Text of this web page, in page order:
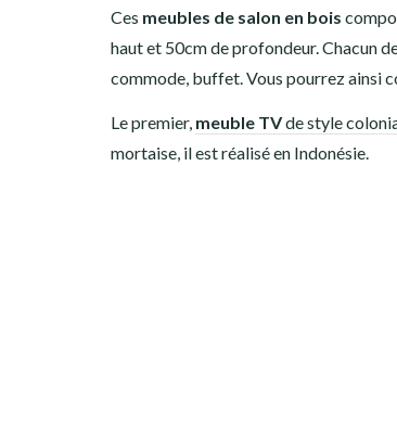
Ces meubles de salon en bois
haut et 50cm de profondeur. Chacun
commode, buffet. Vous pourrez ainsi
Le premier, meuble TVde style
mortaise, il est réalisé en Indonésie.